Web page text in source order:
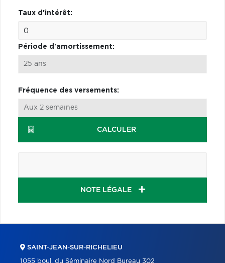
Taux d'intérêt:
Période d'amortissement:
Fréquence des versements:
CALCULER
NOTE LÉGALE
SAINT-JEAN-SUR-RICHELIEU
1055 boul. du Séminaire Nord Bureau 302